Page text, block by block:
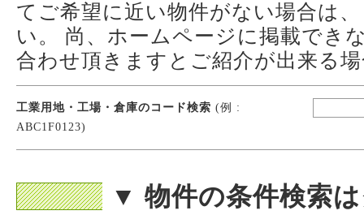
てご希望に近い物件がない場合は、
い。 尚、ホームページに掲載でき
合わせ頂きますとご紹介が出来る
工業用地・工場・倉庫のコード検索 (例 :
ABC1F0123)
▼ 物件の条件検索